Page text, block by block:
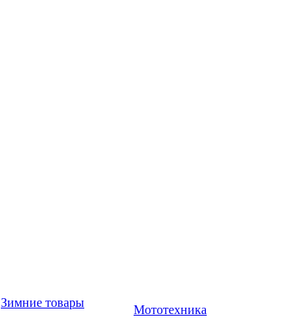
Зимние товары
Мототехника